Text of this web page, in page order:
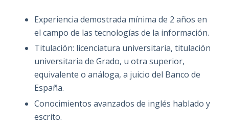
Experiencia demostrada mínima de 2 años en
el campo de las tecnologías de la información.
Titulación: licenciatura universitaria, titulación
universitaria de Grado, u otra superior,
equivalente o análoga, a juicio del Banco de
España.
Conocimientos avanzados de inglés hablado y
escrito.